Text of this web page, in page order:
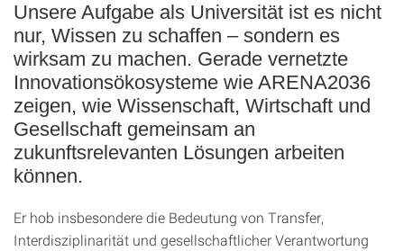
Unsere Aufgabe als Universität ist es nicht
nur, Wissen zu schaffen – sondern es
wirksam zu machen. Gerade vernetzte
Innovationsökosysteme wie ARENA2036
zeigen, wie Wissenschaft, Wirtschaft und
Gesellschaft gemeinsam an
zukunftsrelevanten Lösungen arbeiten
können.
Er hob insbesondere die Bedeutung von Transfer,
Interdisziplinarität und gesellschaftlicher Verantwortung